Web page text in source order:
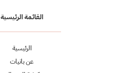
القائمة الرئيسية
الرئيسية
عن بانيات